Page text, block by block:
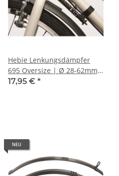
Hebie Lenkungsdämpfer
695 Oversize | Ø 28-62mm,
für Federgabel
17,95 € *
NEU